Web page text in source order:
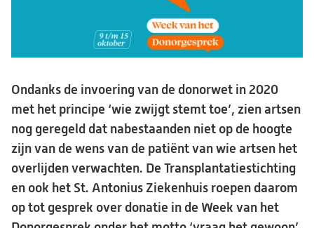
Ondanks de invoering van de donorwet in 2020
met het principe ‘wie zwijgt stemt toe’, zien artsen
nog geregeld dat nabestaanden niet op de hoogte
zijn van de wens van de patiënt van wie artsen het
overlijden verwachten. De Transplantatiestichting
en ook het St. Antonius Ziekenhuis roepen daarom
op tot gesprek over donatie in de Week van het